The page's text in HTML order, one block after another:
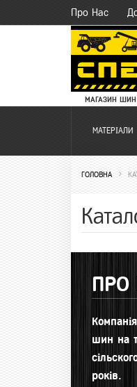
Про Нас
МАГАЗИН ШИН
МАТЕРІАЛИ
ГОЛОВНА
ПРО
шин на
років.